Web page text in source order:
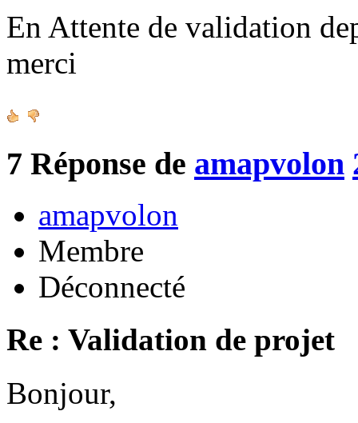
En Attente de validation
merci
7 Réponse de amapvolon
amapvolon
Membre
Déconnecté
Re : Validation de projet
Bonjour,